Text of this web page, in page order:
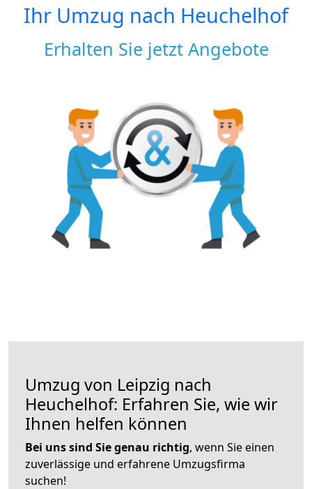
Ihr Umzug nach Heuchelhof
Erhalten Sie jetzt Angebote
Umzug von Leipzig nach
Heuchelhof: Erfahren Sie, wie wir
Ihnen helfen können
Bei uns sind Sie genau richtig, wenn Sie einen
zuverlässige und erfahrene Umzugsfirma
suchen!